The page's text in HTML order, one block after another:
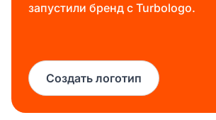
Путешествие
запустили бренд с Turbologo.
Создать логотип